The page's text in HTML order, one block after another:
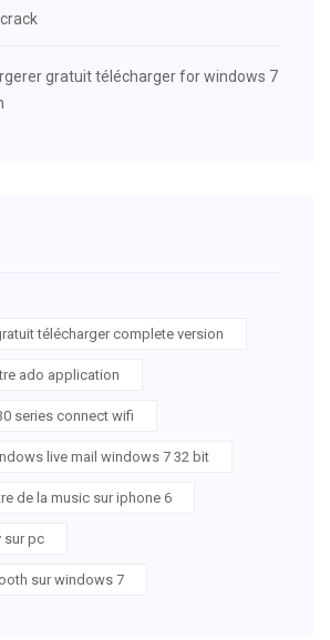
gratuit télécharger for windows 7
télécharger complete version
ado application
series connect wifi
live mail windows 7 32 bit
de la music sur iphone 6
sur pc
sur windows 7